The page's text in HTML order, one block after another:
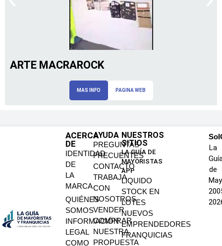
ARTE MACRAROCK
MAS INFO PAGINA WEB
ACERCA
DE
IDENTIDAD
DE
LA
MARCA
QUIÉNES
SOMOS
INFORMACIÓN
LEGAL
COMO
AYUDA
PREGUNTAS
FRECUENTES
CONTACTO
TRABAJA
CON
NOSOTROS
VENDER
COMPRAR
NUESTRA
PROPUESTA
NUESTROS
SITIOS
LA GUÍA DE
MAYORISTAS
APP
LIQUIDO
STOCK EN
LOTES
NUEVOS
EMPRENDEDORES
FRANQUICIAS
La
de